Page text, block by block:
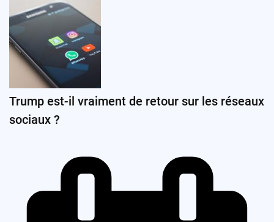
Trump est-il vraiment de retour sur les réseaux
sociaux ?